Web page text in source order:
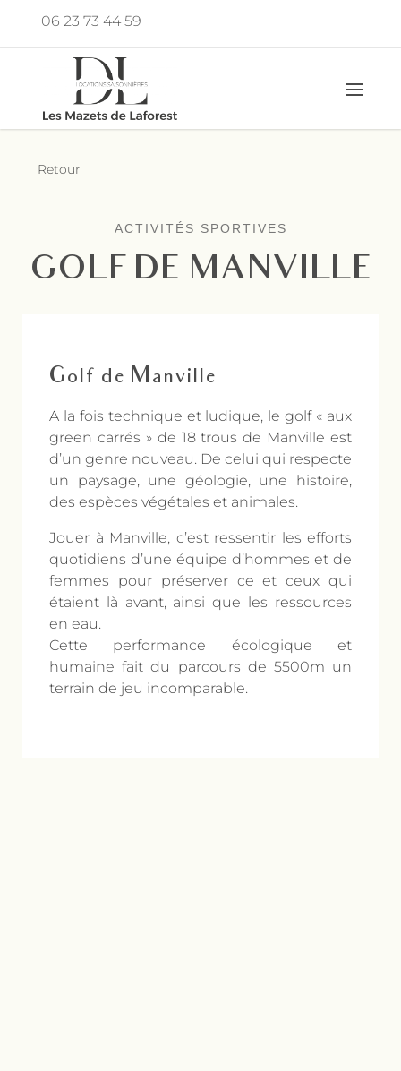
contenu
06 23 73 44 59
Retour
ACTIVITÉS SPORTIVES
GOLF DE MANVILLE
Golf de Manville
A la fois technique et ludique, le golf « aux
green carrés » de 18 trous de Manville est
d’un genre nouveau. De celui qui respecte
un paysage, une géologie, une histoire,
des espèces végétales et animales.
Jouer à Manville, c’est ressentir les efforts
quotidiens d’une équipe d’hommes et de
femmes pour préserver ce et ceux qui
étaient là avant, ainsi que les ressources
en eau.
Cette performance écologique et
humaine fait du parcours de 5500m un
terrain de jeu incomparable.